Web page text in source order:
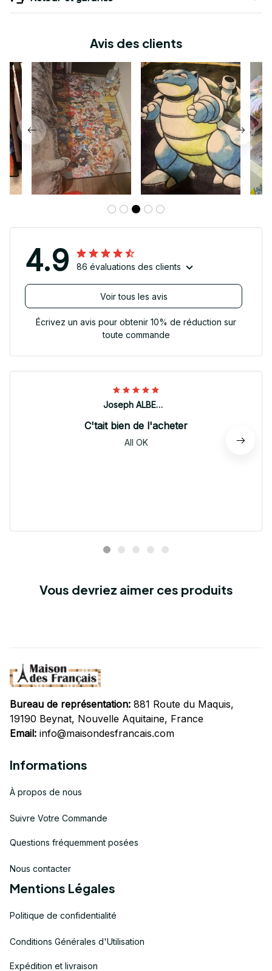
Avis des clients
4.9 86 évaluations des clients
Voir tous les avis
Écrivez un avis pour obtenir 10% de réduction sur
toute commande
Joseph ALBERTINI
C'tait bien de l'acheter
All OK
Vous devriez aimer ces produits
Bureau de représentation: 881 Route du Maquis,
19190 Beynat, Nouvelle Aquitaine, France
Email: info@maisondesfrancais.com
Informations
À propos de nous
Suivre Votre Commande
Questions fréquemment posées
Nous contacter
Mentions Légales
Politique de confidentialité
Conditions Générales d'Utilisation
Expédition et livraison